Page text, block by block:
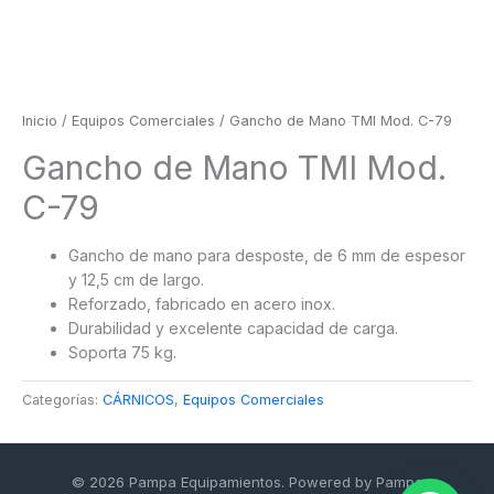
Inicio / Equipos Comerciales / Gancho de Mano TMI Mod. C-79
Gancho de Mano TMI Mod.
C-79
Gancho de mano para desposte, de 6 mm de espesor
y 12,5 cm de largo.
Reforzado, fabricado en acero inox.
Durabilidad y excelente capacidad de carga.
Soporta 75 kg.
Categorías: CÁRNICOS, Equipos Comerciales
© 2026 Pampa Equipamientos. Powered by Pampa